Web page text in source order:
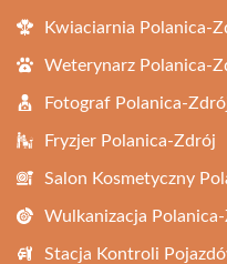
Kwiaciarnia Polanica-
Weterynarz Polanica-
Fotograf Polanica-
Fryzjer Polanica-Zdrój
Salon Kosmetyczny
Wulkanizacja
Stacja Kontroli